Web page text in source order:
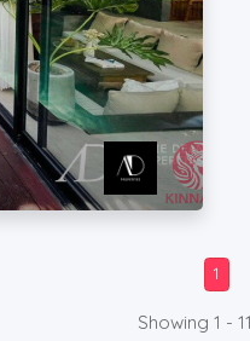
1
Showing 1 -